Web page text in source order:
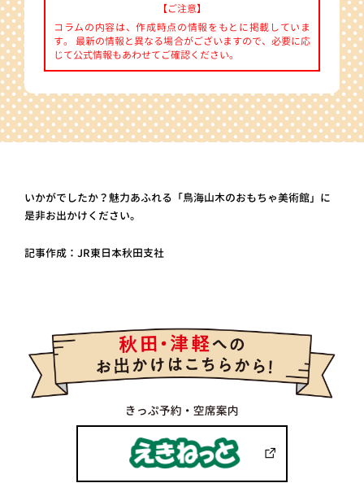
【ご注意】
コラムの内容は、作成時点の情報をもとに掲載していま
す。 最新の情報と異なる場合がございますので、必要に応
じて公式情報もあわせてご確認ください。
いかがでしたか？魅力あふれる「鳥海山木のおもちゃ美術館」に
是非お出かけください。
記事作成：JR東日本秋田支社